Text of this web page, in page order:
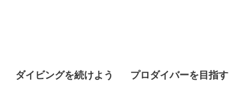
ダイビングを続けよう プロダイバーを目指す